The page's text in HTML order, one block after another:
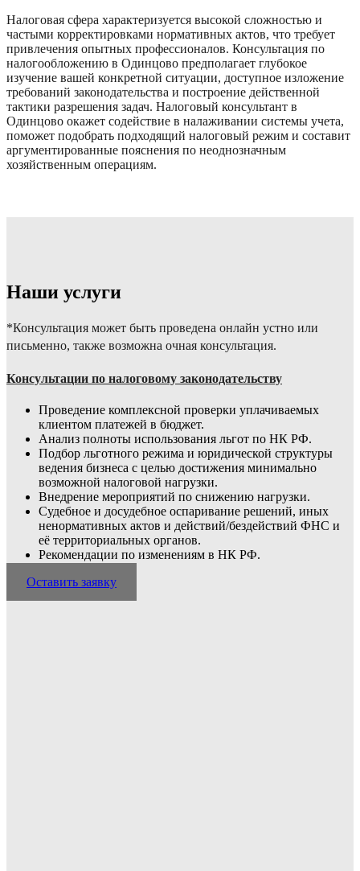
Налоговая сфера характеризуется высокой сложностью и
частыми корректировками нормативных актов, что требует
привлечения опытных профессионалов. Консультация по
налогообложению в Одинцово предполагает глубокое
изучение вашей конкретной ситуации, доступное изложение
требований законодательства и построение действенной
тактики разрешения задач. Налоговый консультант в
Одинцово окажет содействие в налаживании системы учета,
поможет подобрать подходящий налоговый режим и составит
аргументированные пояснения по неоднозначным
хозяйственным операциям.
Наши услуги
*Консультация может быть проведена онлайн устно или
письменно, также возможна очная консультация.
Консультации по налоговому законодательству
Проведение комплексной проверки уплачиваемых
клиентом платежей в бюджет.
Анализ полноты использования льгот по НК РФ.
Подбор льготного режима и юридической структуры
ведения бизнеса с целью достижения минимально
возможной налоговой нагрузки.
Внедрение мероприятий по снижению нагрузки.
Судебное и досудебное оспаривание решений, иных
ненормативных актов и дейст­вий/бездействий ФНС и
её территориальных органов.
Рекомендации по изменениям в НК РФ.
Оставить заявку